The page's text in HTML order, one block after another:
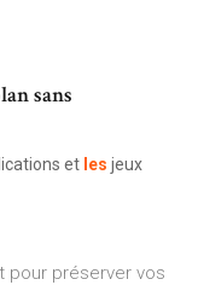
sans
et les jeux
pour préserver vos